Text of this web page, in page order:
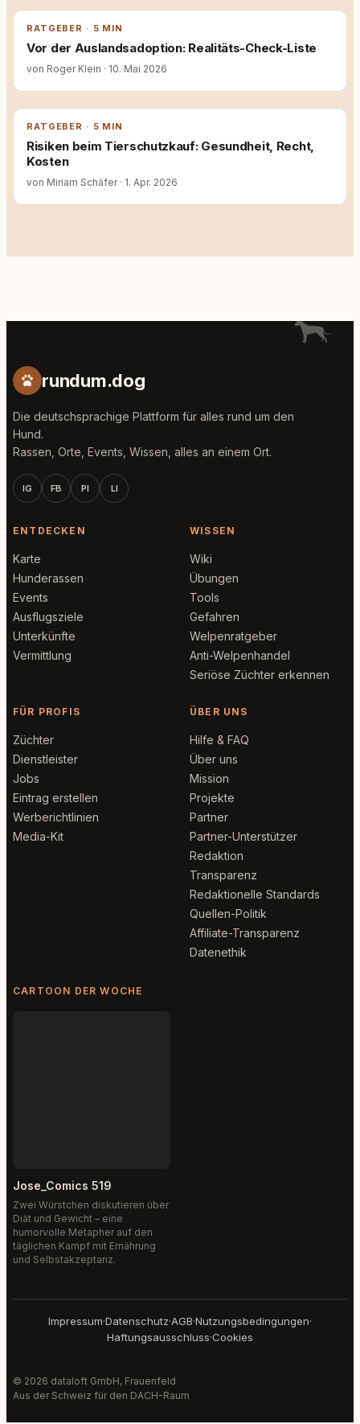
RATGEBER · 5 MIN
Vor der Auslandsadoption: Realitäts-Check-Liste
von Roger Klein · 10. Mai 2026
RATGEBER · 5 MIN
Risiken beim Tierschutzkauf: Gesundheit, Recht,
Kosten
von Miriam Schäfer · 1. Apr. 2026
rundum.dog
Die deutschsprachige Plattform für alles rund um den
Hund.
Rassen, Orte, Events, Wissen, alles an einem Ort.
IG FB PI LI
ENTDECKEN
Karte
Hunderassen
Events
Ausflugsziele
Unterkünfte
Vermittlung
WISSEN
Wiki
Übungen
Tools
Gefahren
Welpenratgeber
Anti-Welpenhandel
Seriöse Züchter erkennen
FÜR PROFIS
Züchter
Dienstleister
Jobs
Eintrag erstellen
Werberichtlinien
Media-Kit
ÜBER UNS
Hilfe & FAQ
Über uns
Mission
Projekte
Partner
Partner-Unterstützer
Redaktion
Transparenz
Redaktionelle Standards
Quellen-Politik
Affiliate-Transparenz
Datenethik
CARTOON DER WOCHE
Jose_Comics 519
Zwei Würstchen diskutieren über
Diät und Gewicht – eine
humorvolle Metapher auf den
täglichen Kampf mit Ernährung
und Selbstakzeptanz.
Impressum·Datenschutz·AGB·Nutzungsbedingungen·
Haftungsausschluss·Cookies
© 2026 dataloft GmbH, Frauenfeld
Aus der Schweiz für den DACH-Raum